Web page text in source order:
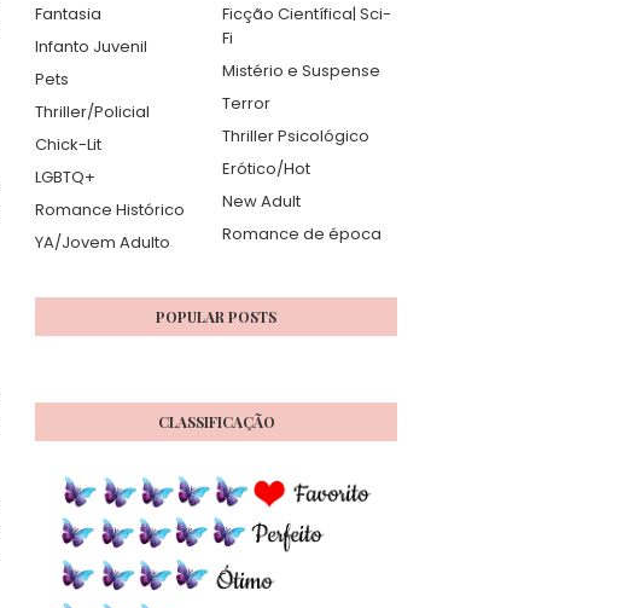
Fantasia
Ficção Científica| Sci-
Fi
Infanto Juvenil
Mistério e Suspense
Pets
Terror
Thriller/Policial
Thriller Psicológico
Chick-Lit
Erótico/Hot
LGBTQ+
New Adult
Romance Histórico
Romance de época
YA/Jovem Adulto
POPULAR POSTS
CLASSIFICAÇÃO